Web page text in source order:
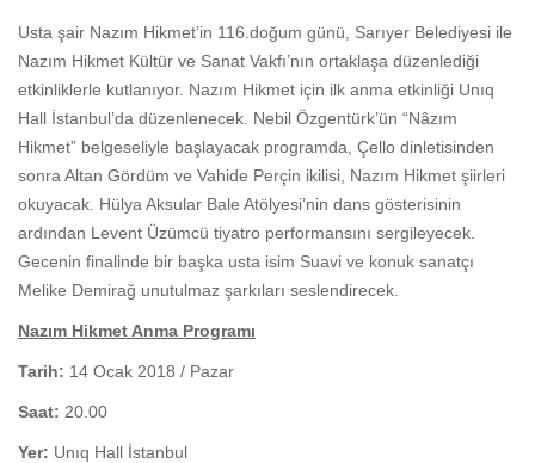
Usta şair Nazım Hikmet’in 116.doğum günü, Sarıyer Belediyesi ile
Nazım Hikmet Kültür ve Sanat Vakfı’nın ortaklaşa düzenlediği
etkinliklerle kutlanıyor. Nazım Hikmet için ilk anma etkinliği Unıq
Hall İstanbul’da düzenlenecek. Nebil Özgentürk’ün “Nâzım
Hikmet” belgeseliyle başlayacak programda, Çello dinletisinden
sonra Altan Gördüm ve Vahide Perçin ikilisi, Nazım Hikmet şiirleri
okuyacak. Hülya Aksular Bale Atölyesi’nin dans gösterisinin
ardından Levent Üzümcü tiyatro performansını sergileyecek.
Gecenin finalinde bir başka usta isim Suavi ve konuk sanatçı
Melike Demirağ unutulmaz şarkıları seslendirecek.
Nazım Hikmet Anma Programı
Tarih: 14 Ocak 2018 / Pazar
Saat: 20.00
Yer: Unıq Hall İstanbul